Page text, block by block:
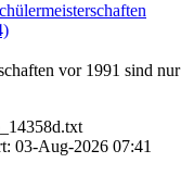
vor 1991 sind
03-Aug-2026 07:41